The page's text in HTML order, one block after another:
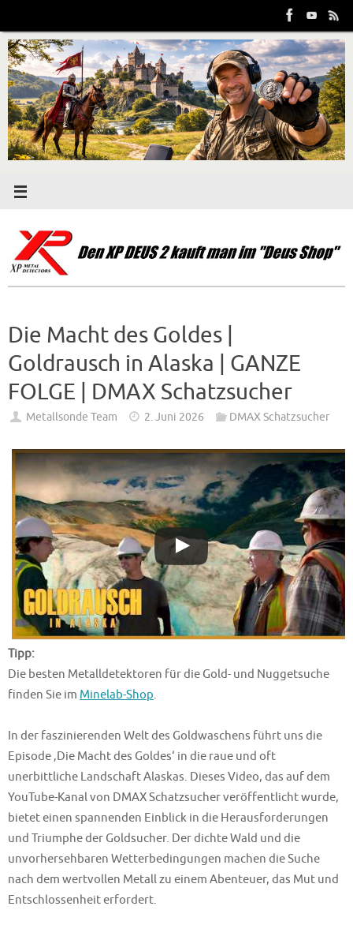
Inhalt
springen
Die Macht des Goldes |
Goldrausch in Alaska | GANZE
FOLGE | DMAX Schatzsucher
Metallsonde Team 2. Juni 2026 DMAX Schatzsucher
Tipp:
Die besten Metalldetektoren für die Gold- und Nuggetsuche
finden Sie im Minelab-Shop.
In der faszinierenden Welt des Goldwaschens führt uns die
Episode ‚Die Macht des Goldes‘ in die raue und oft
unerbittliche Landschaft Alaskas. Dieses Video, das auf dem
YouTube-Kanal von DMAX Schatzsucher veröffentlicht wurde,
bietet einen spannenden Einblick in die Herausforderungen
und Triumphe der Goldsucher. Der dichte Wald und die
unvorhersehbaren Wetterbedingungen machen die Suche
nach dem wertvollen Metall zu einem Abenteuer, das Mut und
Entschlossenheit erfordert.